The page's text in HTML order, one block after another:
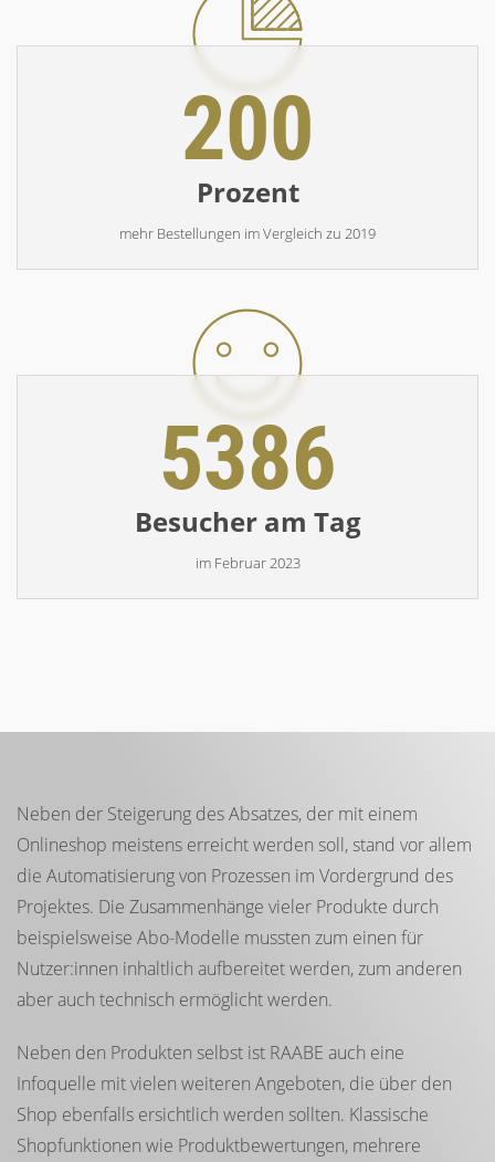
200
Prozent
mehr Bestellungen im Vergleich zu 2019
5386
Besucher am Tag
im Februar 2023
Neben der Steigerung des Absatzes, der mit einem
Onlineshop meistens erreicht werden soll, stand vor allem
die Automatisierung von Prozessen im Vordergrund des
Projektes. Die Zusammenhänge vieler Produkte durch
beispielsweise Abo-Modelle mussten zum einen für
Nutzer:innen inhaltlich aufbereitet werden, zum anderen
aber auch technisch ermöglicht werden.
Neben den Produkten selbst ist RAABE auch eine
Infoquelle mit vielen weiteren Angeboten, die über den
Shop ebenfalls ersichtlich werden sollten. Klassische
Shopfunktionen wie Produktbewertungen, mehrere